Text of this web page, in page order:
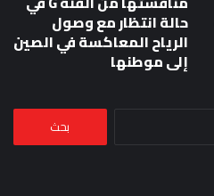
حالة انتظار مع وصول
الرياح المعاكسة في الصين
إلى موطنها
البحث